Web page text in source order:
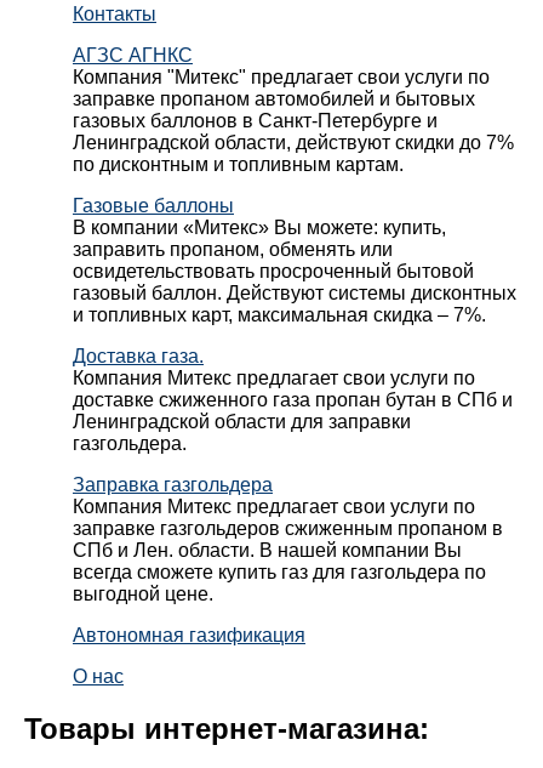
Контакты
АГЗС АГНКС
Компания "Митекс" предлагает свои услуги по
заправке пропаном автомобилей и бытовых
газовых баллонов в Санкт-Петербурге и
Ленинградской области, действуют скидки до 7%
по дисконтным и топливным картам.
Газовые баллоны
В компании «Митекс» Вы можете: купить,
заправить пропаном, обменять или
освидетельствовать просроченный бытовой
газовый баллон. Действуют системы дисконтных
и топливных карт, максимальная скидка – 7%.
Доставка газа.
Компания Митекс предлагает свои услуги по
доставке сжиженного газа пропан бутан в СПб и
Ленинградской области для заправки
газгольдера.
Заправка газгольдера
Компания Митекс предлагает свои услуги по
заправке газгольдеров сжиженным пропаном в
СПб и Лен. области. В нашей компании Вы
всегда сможете купить газ для газгольдера по
выгодной цене.
Автономная газификация
О нас
Товары интернет-магазина: